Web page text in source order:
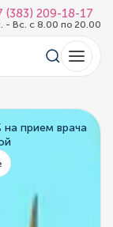
(383) 209-18-17
- Вс. с 8.00 по 20.00
на прием врача